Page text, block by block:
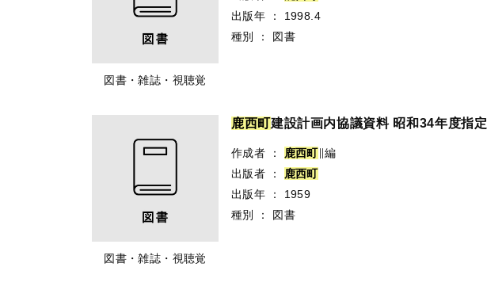
図書・雑誌・視聴覚
出版年
：
1998.4
種別
： 図書
図書・雑誌・視聴覚
鹿西町建設計画内協議資料 昭和34年度指定
作成者 ： 鹿西町∥編
出版者
： 鹿西町
出版年
：
1959
種別
： 図書